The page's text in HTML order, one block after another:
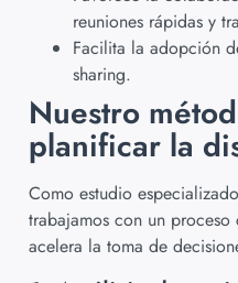
reuniones rápidas y
Facilita la adopción
sharing.
Nuestro
planificar la
Como estudio
trabajamos con un
acelera la toma de